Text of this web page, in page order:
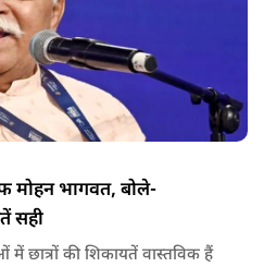
मोहन भागवत, बोले-
सही
छात्रों की शिकायतें वास्तविक हैं